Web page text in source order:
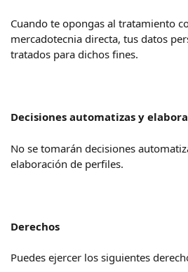
Cuando te opongas al tratamiento
mercadotecnia directa, tus datos
tratados para dichos fines.
Decisiones automatizas y
No se tomarán decisiones
elaboración de perfiles.
Derechos
Puedes ejercer los siguientes